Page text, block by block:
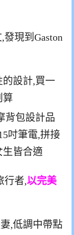
發現到Gaston
設計,買一
算
行者,以完美
,低調中帶點